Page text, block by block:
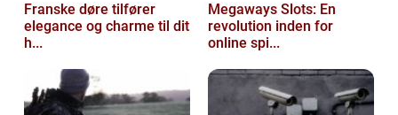
Franske døre tilfører
elegance og charme til dit
h...
Megaways Slots: En
revolution inden for
online spi...